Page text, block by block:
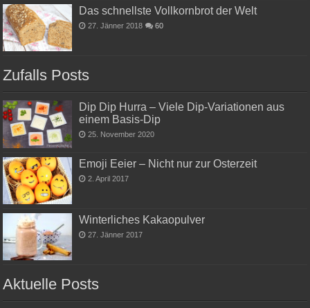
Das schnellste Vollkornbrot der Welt
27. Jänner 2018 60
Zufalls Posts
Dip Dip Hurra – Viele Dip-Variationen aus
einem Basis-Dip
25. November 2020
Emoji Eeier – Nicht nur zur Osterzeit
2. April 2017
Winterliches Kakaopulver
27. Jänner 2017
Aktuelle Posts